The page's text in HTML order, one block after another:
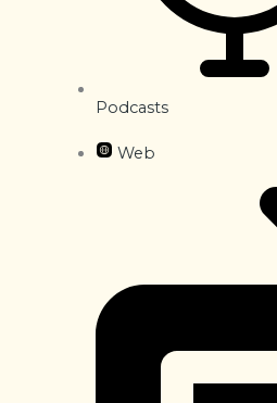
Podcasts
Web